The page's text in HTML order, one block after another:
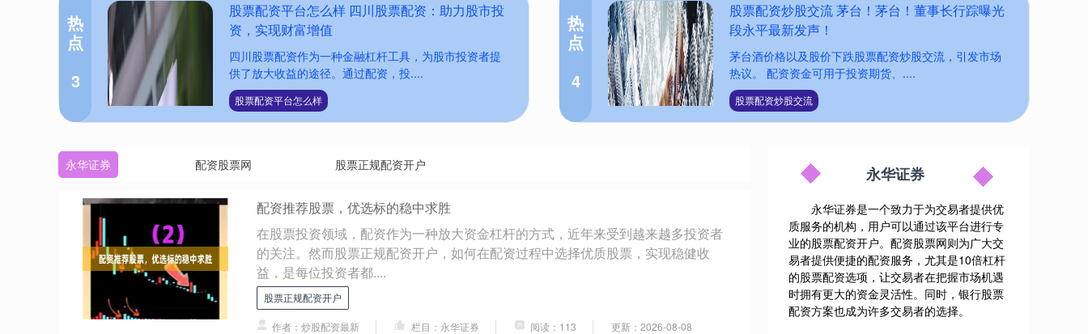
热
点
3
股票配资平台怎么样 四川股票配资：助力股市投
资，实现财富增值
四川股票配资作为一种金融杠杆工具，为股市投资者提
供了放大收益的途径。通过配资，投....
股票配资平台怎么样
热
点
4
股票配资炒股交流 茅台！茅台！董事长行踪曝光
段永平最新发声！
茅台酒价格以及股价下跌股票配资炒股交流，引发市场
热议。 配资资金可用于投资期货、....
股票配资炒股交流
永华证券 配资股票网 股票正规配资开户
配资推荐股票，优选标的稳中求胜
在股票投资领域，配资作为一种放大资金杠杆的方式，近年来受到越来越多投资者
的关注。然而股票正规配资开户，如何在配资过程中选择优质股票，实现稳健收
益，是每位投资者都....
股票正规配资开户
作者：炒股配资最新 栏目：永华证券 阅读：113 更新：2026-08-08
永华证券
永华证券是一个致力于为交易者提供优
质服务的机构，用户可以通过该平台进行专
业的股票配资开户。配资股票网则为广大交
易者提供便捷的配资服务，尤其是10倍杠杆
的股票配资选项，让交易者在把握市场机遇
时拥有更大的资金灵活性。同时，银行股票
配资方案也成为许多交易者的选择。